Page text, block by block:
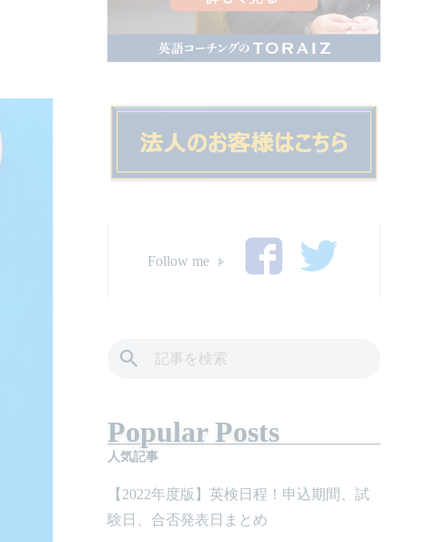
Follow me
Popular Posts
人気記事
【2022年度版】英検日程！申込期間、試
験日、合否発表日まとめ